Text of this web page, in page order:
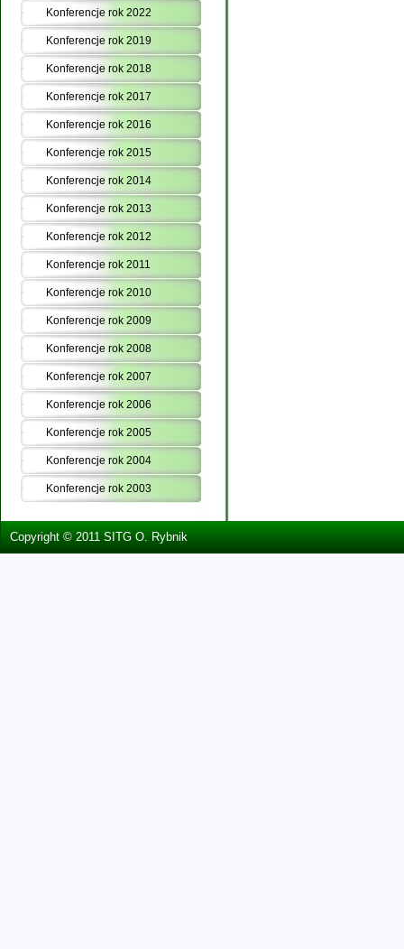
Konferencje rok 2022
Konferencje rok 2019
Konferencje rok 2018
Konferencje rok 2017
Konferencje rok 2016
Konferencje rok 2015
Konferencje rok 2014
Konferencje rok 2013
Konferencje rok 2012
Konferencje rok 2011
Konferencje rok 2010
Konferencje rok 2009
Konferencje rok 2008
Konferencje rok 2007
Konferencje rok 2006
Konferencje rok 2005
Konferencje rok 2004
Konferencje rok 2003
Copyright © 2011 SITG O. Rybnik